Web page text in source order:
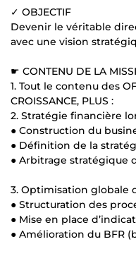
✓ OBJECTIF
Devenir le véritable
avec une vision
☛ CONTENU DE LA
1. Tout le contenu des
CROISSANCE, PLUS :
2. Stratégie financière
● Construction du
● Définition de la
● Arbitrage stratégique
3. Optimisation globale
● Structuration des
● Mise en place
● Amélioration du BFR